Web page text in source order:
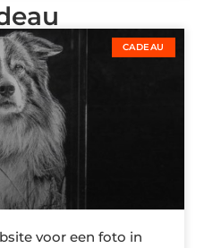
CADEAU
voor een foto in